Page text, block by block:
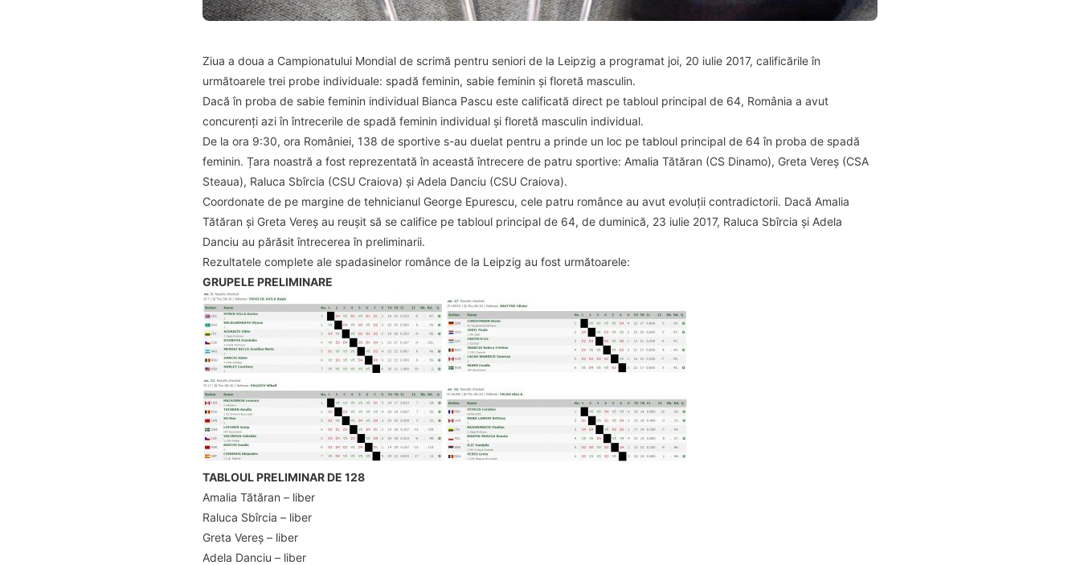
Ziua a doua a Campionatului Mondial de scrimă pentru seniori de la Leipzig a programat joi, 20 iulie 2017, calificările în
următoarele trei probe individuale: spadă feminin, sabie feminin și floretă masculin.
Dacă în proba de sabie feminin individual Bianca Pascu este calificată direct pe tabloul principal de 64, România a avut
concurenți azi în întrecerile de spadă feminin individual și floretă masculin individual.
De la ora 9:30, ora României, 138 de sportive s-au duelat pentru a prinde un loc pe tabloul principal de 64 în proba de spadă
feminin. Țara noastră a fost reprezentată în această întrecere de patru sportive: Amalia Tătăran (CS Dinamo), Greta Vereș (CSA
Steaua), Raluca Sbîrcia (CSU Craiova) și Adela Danciu (CSU Craiova).
Coordonate de pe margine de tehnicianul George Epurescu, cele patru românce au avut evoluții contradictorii. Dacă Amalia
Tătăran și Greta Vereș au reușit să se califice pe tabloul principal de 64, de duminică, 23 iulie 2017, Raluca Sbîrcia și Adela
Danciu au părăsit întrecerea în preliminarii.
Rezultatele complete ale spadasinelor românce de la Leipzig au fost următoarele:
GRUPELE PRELIMINARE
TABLOUL PRELIMINAR DE 128
Amalia Tătăran – liber
Raluca Sbîrcia – liber
Greta Vereș – liber
Adela Danciu – liber